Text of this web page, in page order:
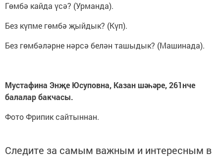
Гөмбә кайда үсә? (Урманда).
Без күпме гөмбә җыйдык? (Күп).
Без гөмбәләрне нәрсә белән ташыдык? (Машинада).
Мустафина Энҗе Юсуповна, Казан шәһәре, 261нче
балалар бакчасы.
Фото Фрипик сайтыннан.
Следите за самым важным и интересным в